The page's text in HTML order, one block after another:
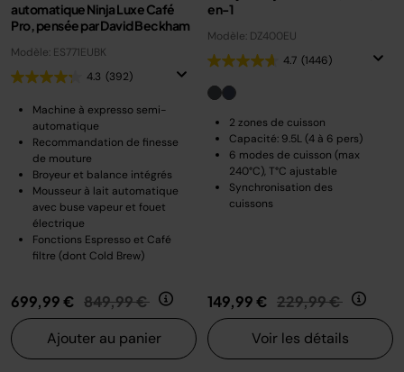
automatique Ninja Luxe Café
Pro, pensée par David Beckham
Modèle: ES771EUBK
4.3 (392)
Machine à expresso semi-
automatique
Recommandation de finesse
de mouture
Broyeur et balance intégrés
Mousseur à lait automatique
avec buse vapeur et fouet
électrique
Fonctions Espresso et Café
filtre (dont Cold Brew)
699,99 € Prix réduit de
849,99 € au
Ajouter au panier
en-1
Modèle: DZ400EU
4.7 (1446)
2 zones de cuisson
Capacité: 9.5L (4 à 6 pers)
6 modes de cuisson (max
240°C), T°C ajustable
Synchronisation des
cuissons
149,99 € Prix réduit de
229,99 € au
Voir les détails